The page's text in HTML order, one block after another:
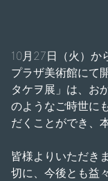
10月27日（火）か
プラザ美術館にて
タケヲ展」は、お
のようなご時世に
だくことができ、
皆様よりいただき
切に、今後とも益